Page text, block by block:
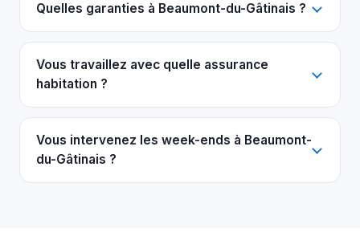
Quelles garanties à Beaumont-du-Gâtinais ?
Vous travaillez avec quelle assurance
habitation ?
Vous intervenez les week-ends à Beaumont-
du-Gâtinais ?